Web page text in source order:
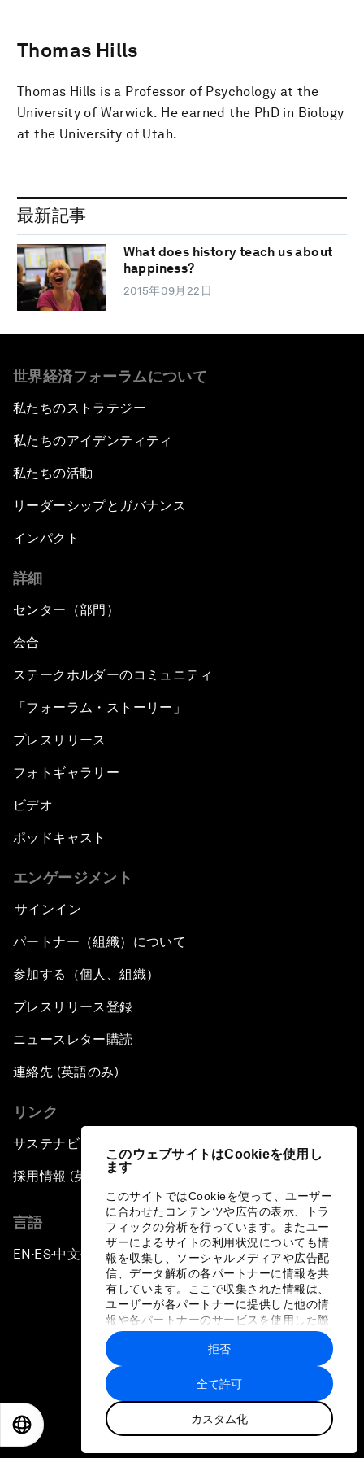
このウェブサイトはCookieを使用し
ます
このサイトではCookieを使って、ユーザー
に合わせたコンテンツや広告の表示、トラ
フィックの分析を行っています。またユー
ザーによるサイトの利用状況についても情
報を収集し、ソーシャルメディアや広告配
信、データ解析の各パートナーに情報を共
有しています。ここで収集された情報は、
ユーザーが各パートナーに提供した他の情
報や各パートナーのサービスを使用した際
に収集された情報と組み合わされ、各パー
トナーによって使用されることがありま
す。
全て許可
カスタム化
拒否
Thomas Hills
Thomas Hills is a Professor of Psychology at the
University of Warwick. He earned the PhD in Biology
at the University of Utah.
最新記事
What does history teach us about
happiness?
2015年09月22日
世界経済フォーラムについて
私たちのストラテジー
私たちのアイデンティティ
私たちの活動
リーダーシップとガバナンス
インパクト
詳細
センター（部門）
会合
ステークホルダーのコミュニティ
「フォーラム・ストーリー」
プレスリリース
フォトギャラリー
ビデオ
ポッドキャスト
エンゲージメント
サインイン
パートナー（組織）について
参加する（個人、組織）
プレスリリース登録
ニュースレター購読
連絡先 (英語のみ)
リンク
サステナビリティへの取り組み
採用情報 (英語のみ)
言語
EN ▪ES▪中文▪ 日本語
プライバシーポリシーと利用規約
サイトマップ
©
世界経済フォーラム